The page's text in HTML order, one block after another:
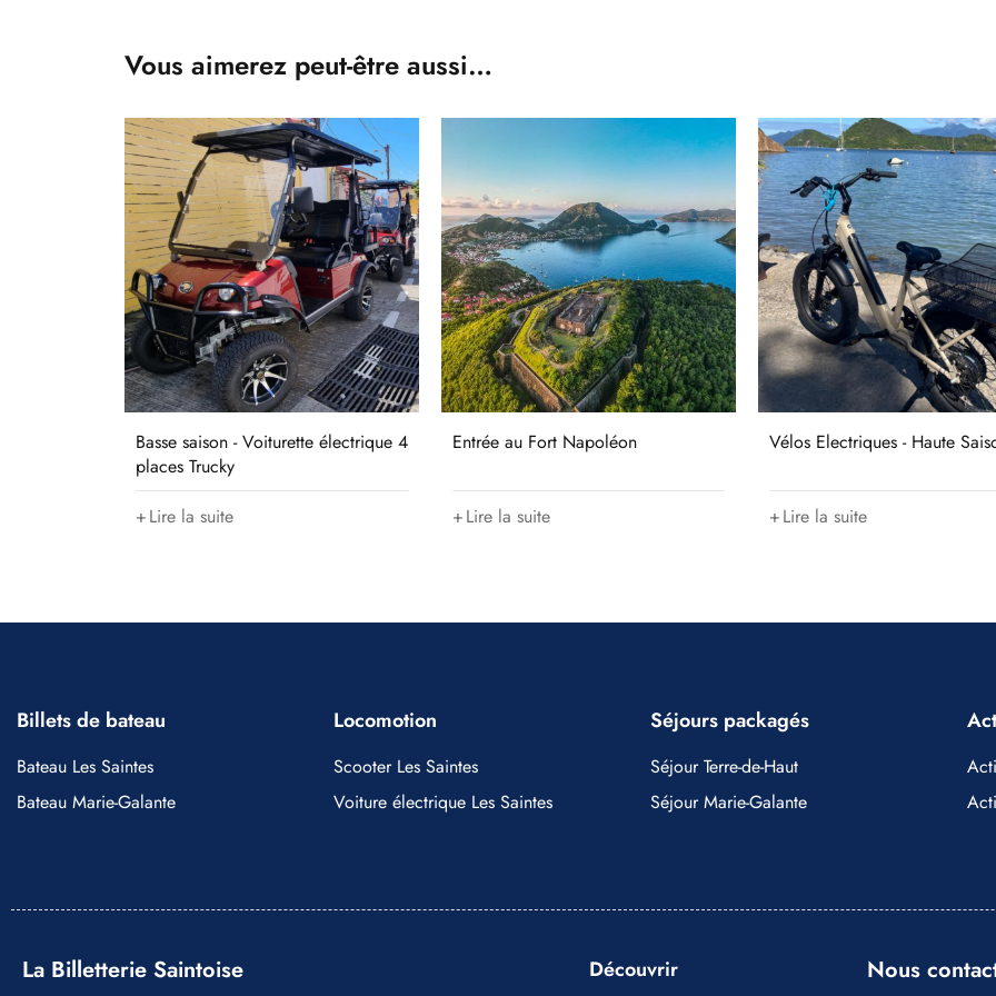
Vous aimerez peut-être aussi…
Basse saison - Voiturette électrique 4
places Trucky
Lire la suite
Entrée au Fort Napoléon
Lire la suite
Vélos Electriques - Haute
Lire la suite
Billets de bateau
Bateau Les Saintes
Bateau Marie-Galante
Locomotion
Scooter Les Saintes
Voiture électrique Les Saintes
Séjours packagés
Séjour Terre-de-Haut
Séjour Marie-Galante
La Billetterie Saintoise Découvrir Nous